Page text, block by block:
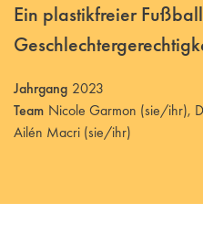
Ein plastikfreier
Jahrgang 2023
Team Nicole Garmon (sie/ihr),
Ailén Macri (sie/ihr)